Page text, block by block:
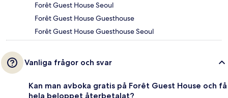
Forêt Guest House Seoul
Forêt Guest House Guesthouse
Forêt Guest House Guesthouse Seoul
Vanliga frågor och svar
Kan man avboka gratis på Forêt Guest House och få
hela beloppet återbetalat?